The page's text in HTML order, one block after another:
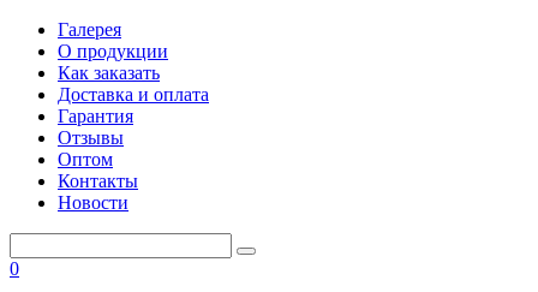
Галерея
О продукции
Как заказать
Доставка и оплата
Гарантия
Отзывы
Оптом
Контакты
Новости
0